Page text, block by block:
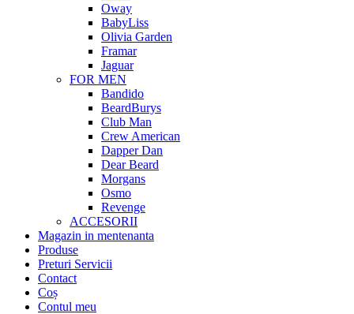
Oway
BabyLiss
Olivia Garden
Framar
Jaguar
FOR MEN
Bandido
BeardBurys
Club Man
Crew American
Dapper Dan
Dear Beard
Morgans
Osmo
Revenge
ACCESORII
Magazin in mentenanta
Produse
Preturi Servicii
Contact
Coș
Contul meu